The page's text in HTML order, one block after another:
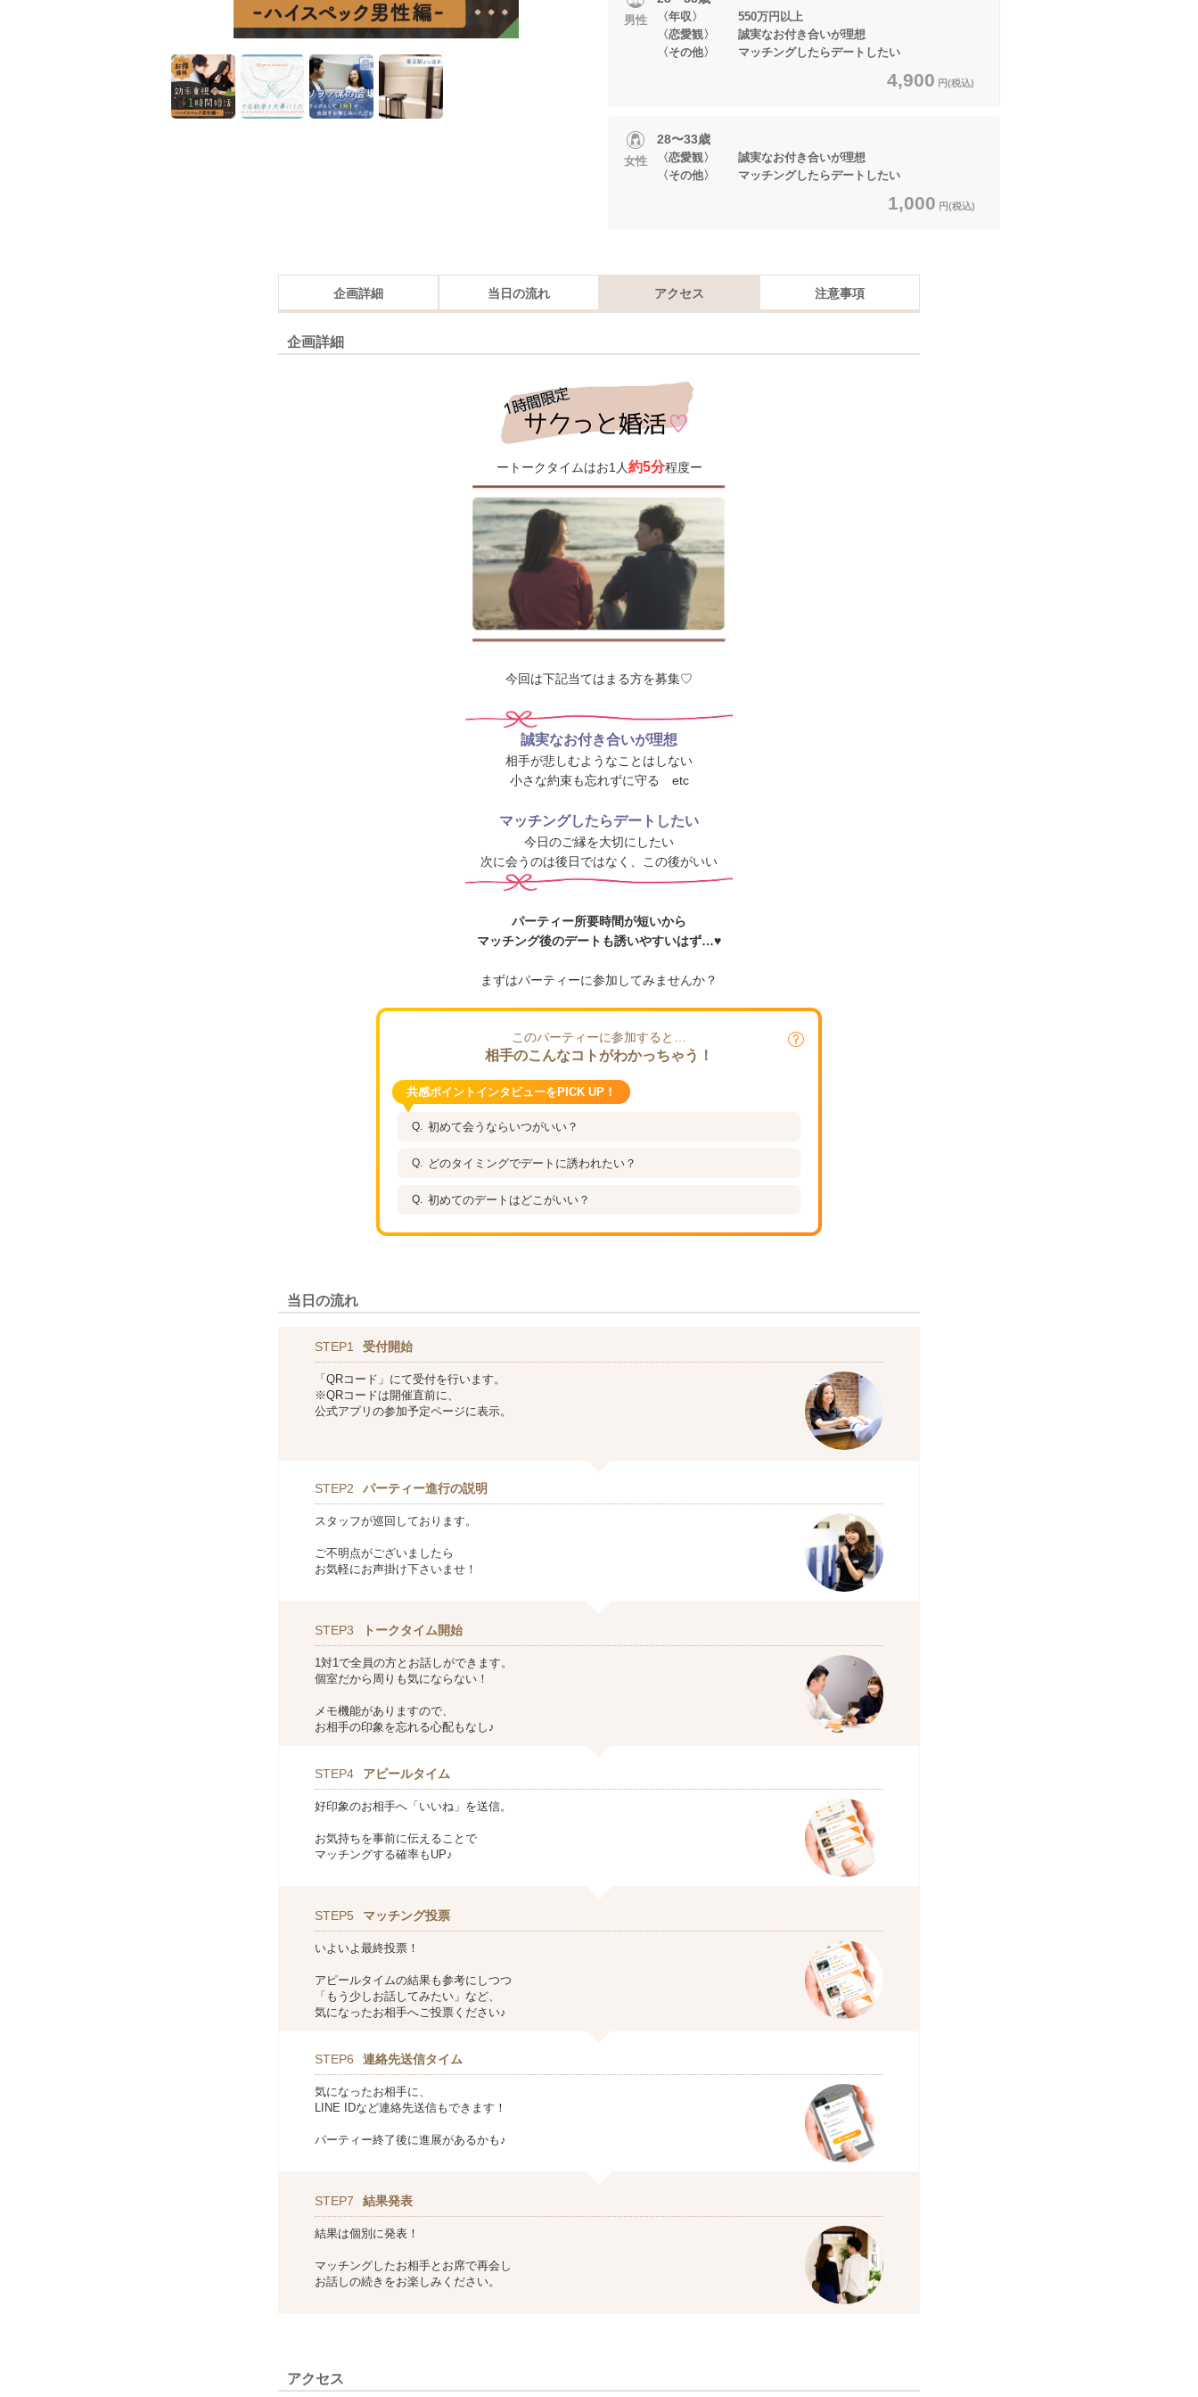
男性
〈年収〉 550万円以上
〈恋愛観〉 誠実なお付き合いが理想
〈その他〉 マッチングしたらデートしたい
4,900 円(税込)
女性
28〜33歳
〈恋愛観〉 誠実なお付き合いが理想
〈その他〉 マッチングしたらデートしたい
1,000 円(税込)
企画詳細 当日の流れ アクセス 注意事項
企画詳細
ートークタイムはお1人約5分程度ー
今回は下記当てはまる方を募集♡
誠実なお付き合いが理想
相手が悲しむようなことはしない
小さな約束も忘れずに守る etc
マッチングしたらデートしたい
今日のご縁を大切にしたい
次に会うのは後日ではなく、この後がいい
パーティー所要時間が短いから
マッチング後のデートも誘いやすいはず…♥
まずはパーティーに参加してみませんか？
このパーティーに参加すると…
相手のこんなコトがわかっちゃう！
共感ポイントインタビューをPICK UP！
初めて会うならいつがいい？
どのタイミングでデートに誘われたい？
初めてのデートはどこがいい？
当日の流れ
STEP1 受付開始
「QRコード」にて受付を行います。
※QRコードは開催直前に、
公式アプリの参加予定ページに表示。
STEP2 パーティー進行の説明
スタッフが巡回しております。
ご不明点がございましたら
お気軽にお声掛け下さいませ！
STEP3 トークタイム開始
1対1で全員の方とお話しができます。
個室だから周りも気にならない！
メモ機能がありますので、
お相手の印象を忘れる心配もなし♪
STEP4 アピールタイム
好印象のお相手へ「いいね」を送信。
お気持ちを事前に伝えることで
マッチングする確率もUP♪
STEP5 マッチング投票
いよいよ最終投票！
アピールタイムの結果も参考にしつつ
「もう少しお話してみたい」など、
気になったお相手へご投票ください♪
STEP6 連絡先送信タイム
気になったお相手に、
LINE IDなど連絡先送信もできます！
パーティー終了後に進展があるかも♪
STEP7 結果発表
結果は個別に発表！
マッチングしたお相手とお席で再会し
お話しの続きをお楽しみください。
アクセス